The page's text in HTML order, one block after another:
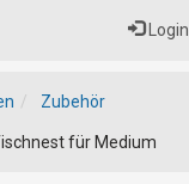
Login
Zubehör
für Medium